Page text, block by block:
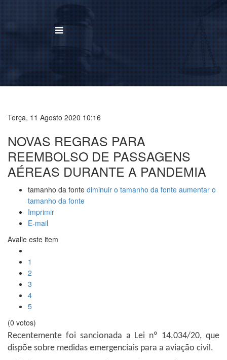
Terça, 11 Agosto 2020 10:16
NOVAS REGRAS PARA
REEMBOLSO DE PASSAGENS
AÉREAS DURANTE A PANDEMIA
tamanho da fonte diminuir o tamanho da fonte aumentar o
tamanho da fonte
Imprimir
E-mail
Avalie este item
1
2
3
4
5
(0 votos)
Recentemente foi sancionada a Lei nº 14.034/20, que
dispõe sobre medidas emergenciais para a aviação civil.
BUSCAR
Institucional
Área de Atuação
Treinamentos
Trabalhe Conosco